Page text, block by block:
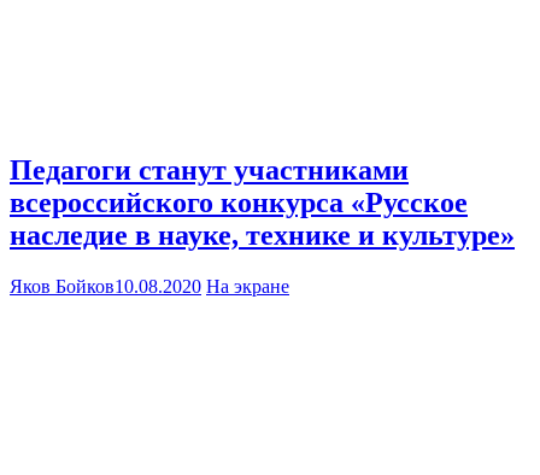
Педагоги станут участниками
всероссийского конкурса «Русское
наследие в науке, технике и культуре»
Яков Бойков10.08.2020 На экране